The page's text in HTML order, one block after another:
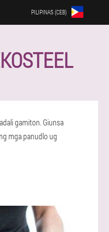
PILIPINAS (CEB)
gamiton. Giunsa
mga panudlo ug